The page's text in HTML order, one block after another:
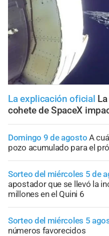
La explicación oficial
cohete de SpaceX
Domingo 9 de agosto A
pozo acumulado para el
Sorteo del miércoles 5 de
apostador que se llevó la
millones en el Quini 6
Sorteo del miércoles 5
números favorecidos